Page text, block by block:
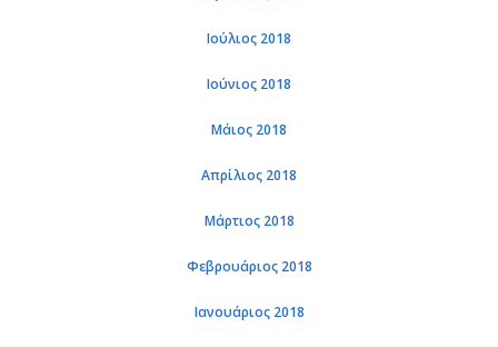
Ιούλιος 2018
Ιούνιος 2018
Μάιος 2018
Απρίλιος 2018
Μάρτιος 2018
Φεβρουάριος 2018
Ιανουάριος 2018